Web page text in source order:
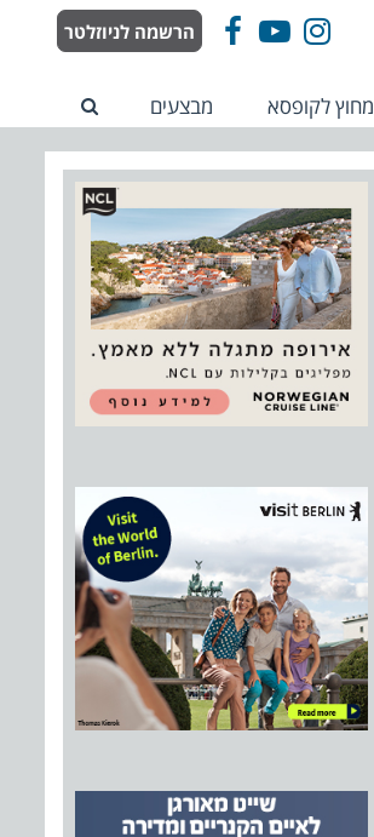
FacebookYouTube
Instagram הרשמה לניוזלטר
מחוץ לקופסא מבצעים